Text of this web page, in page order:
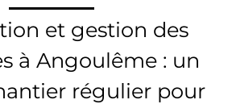
et gestion des
à Angoulême : un
régulier pour